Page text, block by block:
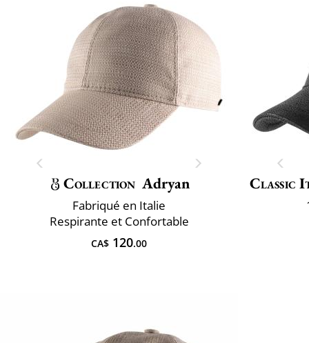
Collection Adryan
Fabriqué en Italie
Respirante et Confortable
CA$ 120.00
Classic